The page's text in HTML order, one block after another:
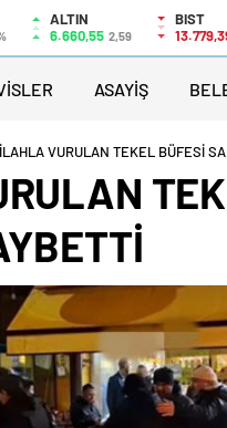
ALTIN
6.660,55 2,59
BIST
ASAYİŞ
VURULAN TEKEL BÜFESİ